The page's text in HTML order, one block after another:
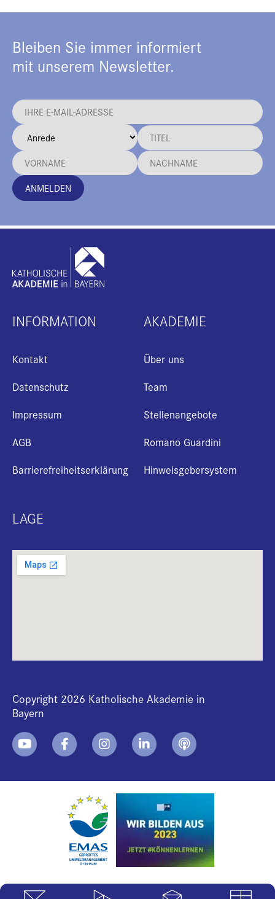
Bleiben Sie immer informiert
mit unserem Newsletter.
ANMELDEN
INFORMATION
Kontakt
Datenschutz
Impressum
AGB
Barrierefreiheitserklärung
AKADEMIE
Über uns
Team
Stellenangebote
Romano Guardini
Hinweisgebersystem
LAGE
Copyright 2026 Katholische Akademie in
Bayern